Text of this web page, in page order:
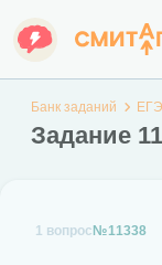
Банк заданий
Задание
1 вопрос №11338